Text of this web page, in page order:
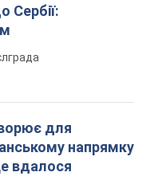
Сербії:
для
напрямку
вдалося